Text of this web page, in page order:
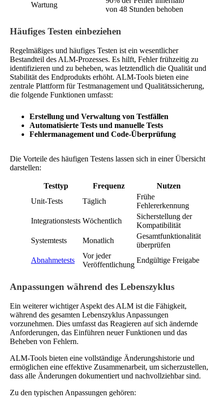
Wartung
von 48 Stunden behoben
Häufiges Testen einbeziehen
Regelmäßiges und häufiges Testen ist ein wesentlicher
Bestandteil des ALM-Prozesses. Es hilft, Fehler frühzeitig zu
identifizieren und zu beheben, was letztendlich die Qualität und
Stabilität des Endprodukts erhöht. ALM-Tools bieten eine
zentrale Plattform für Testmanagement und Qualitätssicherung,
die folgende Funktionen umfasst:
Erstellung und Verwaltung von Testfällen
Automatisierte Tests und manuelle Tests
Fehlermanagement und Code-Überprüfung
Die Vorteile des häufigen Testens lassen sich in einer Übersicht
darstellen:
Testtyp Frequenz
Nutzen
Unit-Tests
Täglich
Frühe
Fehlererkennung
Integrationstests Wöchentlich
Sicherstellung der
Kompatibilität
Systemtests
Monatlich
Gesamtfunktionalität
überprüfen
Abnahmetests
Vor jeder
Veröffentlichung
Endgültige Freigabe
Anpassungen während des Lebenszyklus
Ein weiterer wichtiger Aspekt des ALM ist die Fähigkeit,
während des gesamten Lebenszyklus Anpassungen
vorzunehmen. Dies umfasst das Reagieren auf sich ändernde
Anforderungen, das Einführen neuer Funktionen und das
Beheben von Fehlern.
ALM-Tools bieten eine vollständige Änderungshistorie und
ermöglichen eine effektive Zusammenarbeit, um sicherzustellen,
dass alle Änderungen dokumentiert und nachvollziehbar sind.
Zu den typischen Anpassungen gehören: